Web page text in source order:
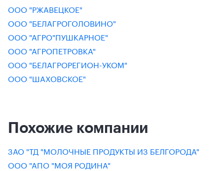
ООО "РЖАВЕЦКОЕ"
ООО "БЕЛАГРОГОЛОВИНО"
ООО "АГРО"ПУШКАРНОЕ"
ООО "АГРОПЕТРОВКА"
ООО "БЕЛАГРОРЕГИОН-УКОМ"
ООО "ШАХОВСКОЕ"
Похожие компании
ЗАО "ТД "МОЛОЧНЫЕ ПРОДУКТЫ ИЗ БЕЛГОРОДА"
ООО "АПО "МОЯ РОДИНА"